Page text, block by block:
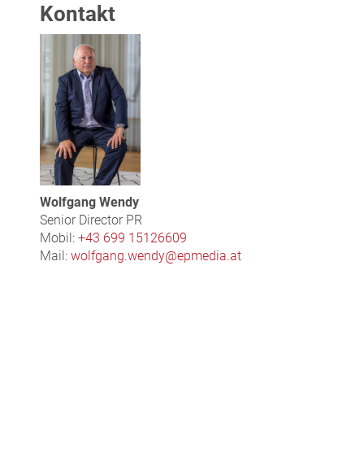
Kontakt
Wolfgang Wendy
Senior Director PR
Mobil:+43 699 15126609
Mail:wolfgang.wendy@epmedia.at